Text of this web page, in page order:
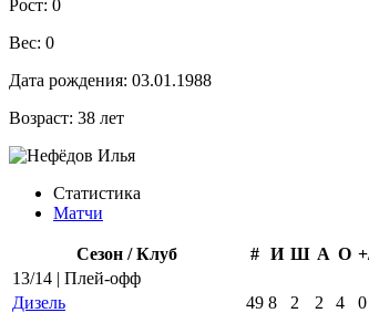
Рост: 0
Вес: 0
Дата рождения: 03.01.1988
Возраст: 38 лет
Статистика
Матчи
Сезон / Клуб # И Ш А О
13/14 | Плей-офф
Дизель
49 8 2 2 4 0